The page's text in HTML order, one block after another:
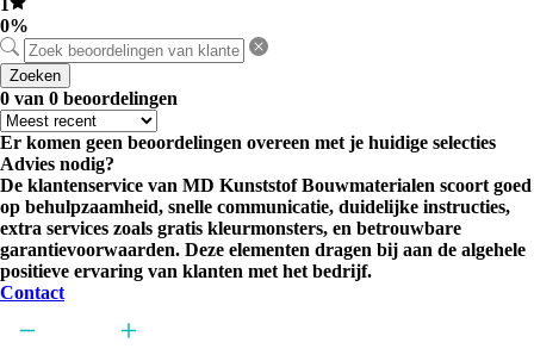
1
0%
Zoeken
0 van 0 beoordelingen
Er komen geen beoordelingen overeen met je huidige selecties
Advies nodig?
De klantenservice van MD Kunststof Bouwmaterialen scoort goed
op behulpzaamheid, snelle communicatie, duidelijke instructies,
extra services zoals gratis kleurmonsters, en betrouwbare
garantievoorwaarden. Deze elementen dragen bij aan de algehele
positieve ervaring van klanten met het bedrijf.
Contact